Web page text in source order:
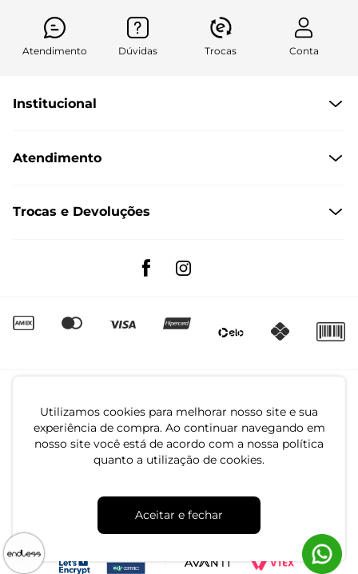
Utilizamos cookies para melhorar nosso site e sua
experiência de compra. Ao continuar navegando em
nosso site você está de acordo com a nossa política
quanto a utilização de cookies.
Aceitar e fechar
Atendimento Dúvidas Trocas Conta
Institucional
Políticas de Privacidade
Formas de Entrega
Regulamento de Promoções
Canal de Denúncias | Ética
Atendimento
Fale conosco pelo WhatsApp
Trocas e Devoluções
CNPJ: 79.233.672/0001-05